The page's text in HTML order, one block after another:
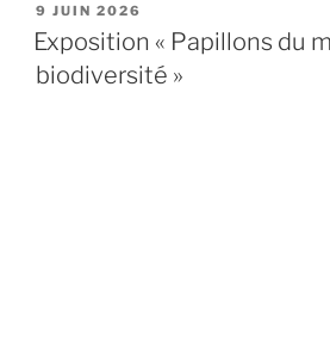
PUBLIÉ
LE
9 JUIN 2026
Exposition « Papillons du
biodiversité »